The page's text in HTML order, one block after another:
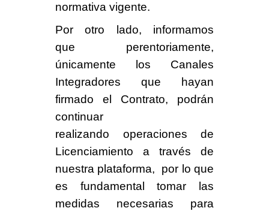
normativa vigente.
Por otro lado, informamos
que perentoriamente,
únicamente los Canales
Integradores que hayan
firmado el Contrato, podrán
continuar
realizando operaciones de
Licenciamiento a través de
nuestra plataforma, por lo que
es fundamental tomar las
medidas necesarias para